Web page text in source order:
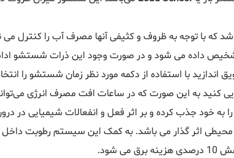
که با توجه به ظروف و کثیفی آنها مصرف آب را کنترل
تشخیص داده می شود و در صورت وجود این ذرات شستشو
کنید به این صورت که در ساعات افت مصرف انرژی
عمری 50 ساله که رطوبت را به خود جذب کرده و بر اثر فعل و
اثر گذار می باشد. به کمک این سیستم رطوبت
شود.